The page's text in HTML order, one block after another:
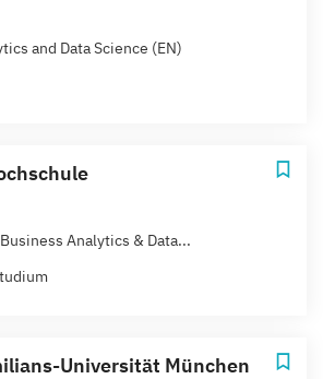
and Data Science (EN)
Analytics & Data...
Universität München